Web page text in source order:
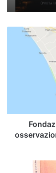
Fondazione
Vassallo:
della
Eboli